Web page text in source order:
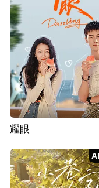
耀眼